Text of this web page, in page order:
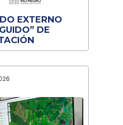
EXTERNO
DE